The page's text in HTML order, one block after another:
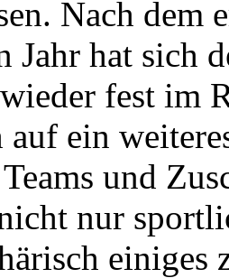
Nach dem
Jahr hat sich
fest im
auf ein
und
nur
einiges